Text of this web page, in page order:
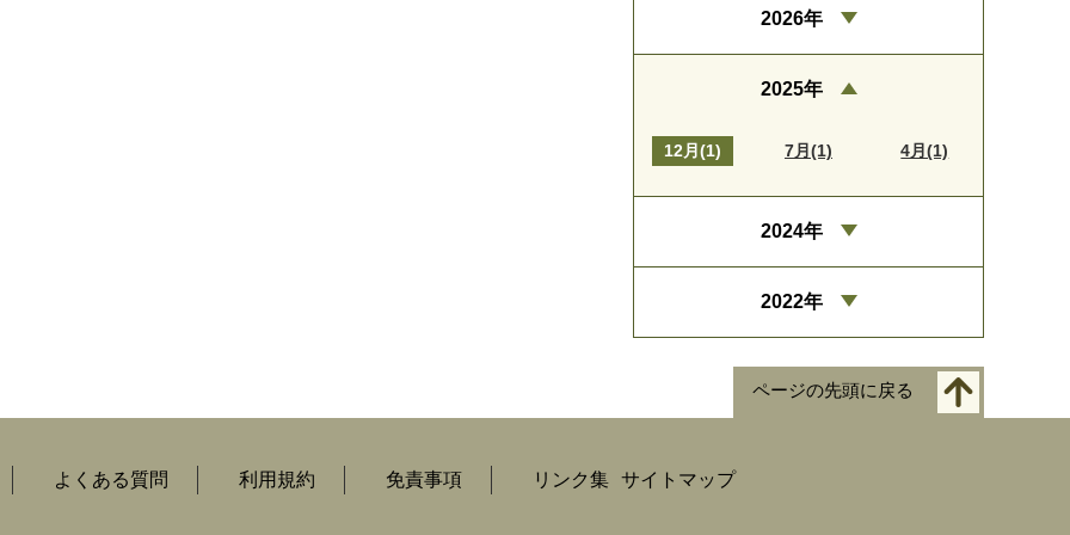
2026年
2025年
12月(1) 7月(1) 4月(1)
2024年
2022年
ページの先頭に戻る
よくある質問 利用規約 免責事項 リンク集 サイトマップ